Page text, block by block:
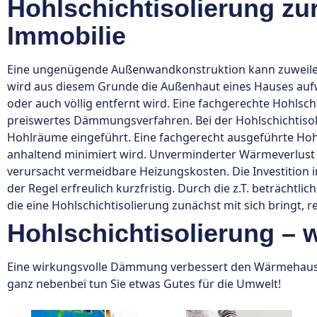
Hohlschichtisolierung
Immobilie
Eine ungenügende Außenwandkonstruktion kann
wird aus diesem Grunde die Außenhaut eines Hauses
oder auch völlig entfernt wird. Eine fachgerechte
preiswertes Dämmungsverfahren. Bei der
Hohlräume eingeführt. Eine fachgerecht ausgeführte
anhaltend minimiert wird. Unverminderter
verursacht vermeidbare Heizungskosten. Die
der Regel erfreulich kurzfristig. Durch die z.T.
die eine Hohlschichtisolierung zunächst mit sich bringt,
Hohlschichtisolierung –
Eine wirkungsvolle Dämmung verbessert den
ganz nebenbei tun Sie etwas Gutes für die Umwelt!